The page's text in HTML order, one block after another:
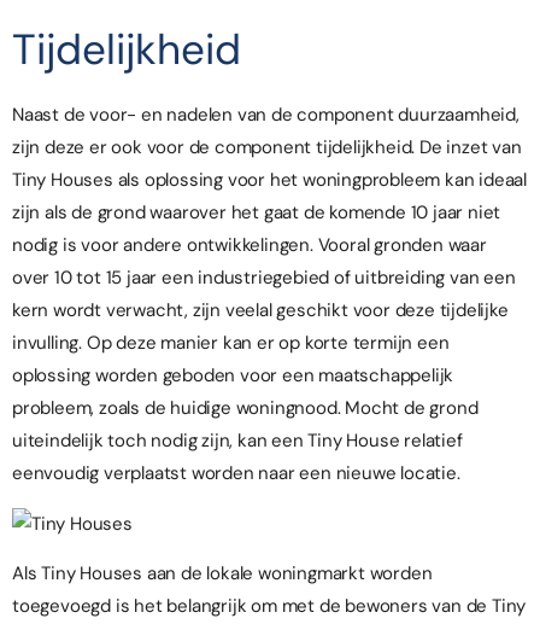
Tijdelijkheid
Naast de voor- en nadelen van de component duurzaamheid,
zijn deze er ook voor de component tijdelijkheid. De inzet van
Tiny Houses als oplossing voor het woningprobleem kan ideaal
zijn als de grond waarover het gaat de komende 10 jaar niet
nodig is voor andere ontwikkelingen. Vooral gronden waar
over 10 tot 15 jaar een industriegebied of uitbreiding van een
kern wordt verwacht, zijn veelal geschikt voor deze tijdelijke
invulling. Op deze manier kan er op korte termijn een
oplossing worden geboden voor een maatschappelijk
probleem, zoals de huidige woningnood. Mocht de grond
uiteindelijk toch nodig zijn, kan een Tiny House relatief
eenvoudig verplaatst worden naar een nieuwe locatie.
Als Tiny Houses aan de lokale woningmarkt worden
toegevoegd is het belangrijk om met de bewoners van de Tiny